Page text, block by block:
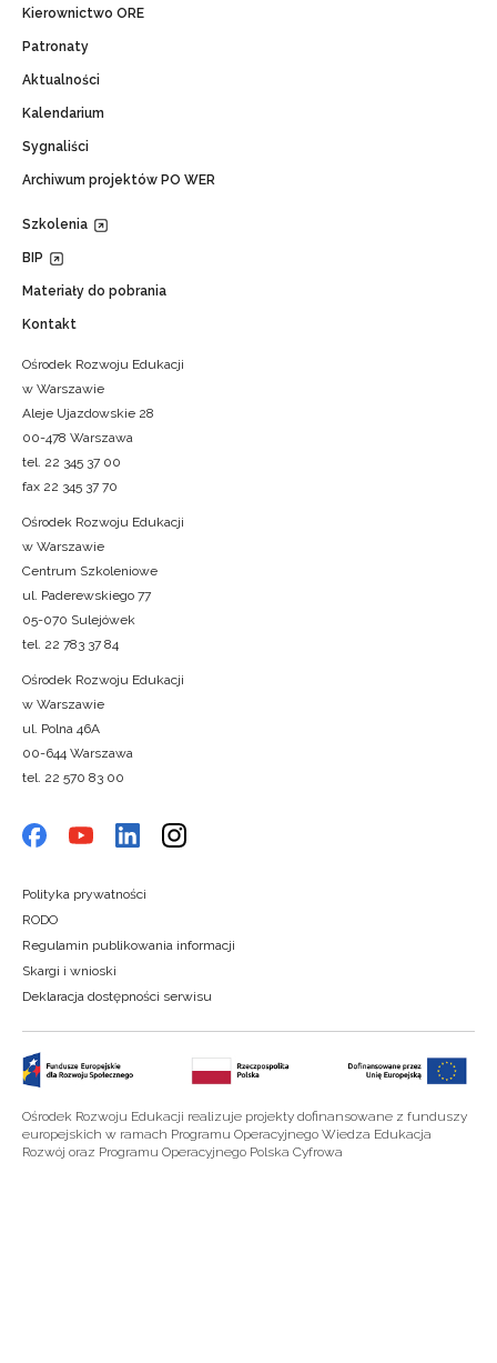
Kierownictwo ORE
Patronaty
Aktualności
Kalendarium
Sygnaliści
Archiwum projektów PO WER
Szkolenia
BIP
Materiały do pobrania
Kontakt
Ośrodek Rozwoju Edukacji
w Warszawie
Aleje Ujazdowskie 28
00-478 Warszawa
tel. 22 345 37 00
fax 22 345 37 70
Ośrodek Rozwoju Edukacji
w Warszawie
Centrum Szkoleniowe
ul. Paderewskiego 77
05-070 Sulejówek
tel. 22 783 37 84
Ośrodek Rozwoju Edukacji
w Warszawie
ul. Polna 46A
00-644 Warszawa
tel. 22 570 83 00
Polityka prywatności
RODO
Regulamin publikowania informacji
Skargi i wnioski
Deklaracja dostępności serwisu
Ośrodek Rozwoju Edukacji realizuje projekty dofinansowane z funduszy
europejskich w ramach Programu Operacyjnego Wiedza Edukacja
Rozwój oraz Programu Operacyjnego Polska Cyfrowa